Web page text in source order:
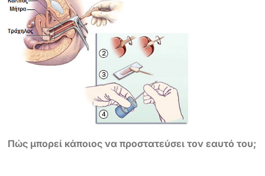
Πώς μπορεί κάποιος να προστατεύσει τον εαυτό του;